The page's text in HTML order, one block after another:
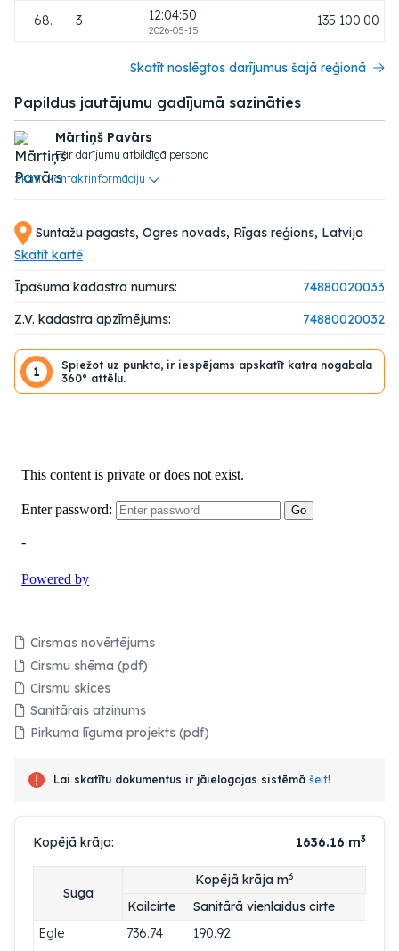
Suntažu pagasts, Ogres novads, Rīgas reģions, Latvija
Skatīt kartē
Īpašuma kadastra numurs:
74880020033
Z.V. kadastra apzīmējums:
74880020032
1
Spiežot uz punkta, ir iespējams apskatīt katra nogabala
360° attēlu.
Cirsmas novērtējums
Cirsmu shēma (pdf)
Cirsmu skices
Sanitārais atzinums
Pirkuma līguma projekts (pdf)
Lai skatītu dokumentus ir jāielogojas sistēmā šeit!
Kopējā krāja: 1636.16 m3
Suga
Kopējā krāja m3
Kailcirte
Sanitārā vienlaidus cirte
Egle
736.74
190.92
68. 3 12:04:50
2026-05-15
135 100.00
Skatīt noslēgtos darījumus šajā reģionā
Papildus jautājumu gadījumā sazināties
Mārtiņš Pavārs
Par darījumu atbildīgā persona
Skatīt kontaktinformāciju